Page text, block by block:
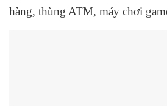
hàng, thùng ATM, máy chơi